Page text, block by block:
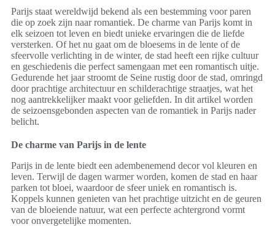
Parijs staat wereldwijd bekend als een bestemming voor paren
die op zoek zijn naar romantiek. De charme van Parijs komt in
elk seizoen tot leven en biedt unieke ervaringen die de liefde
versterken. Of het nu gaat om de bloesems in de lente of de
sfeervolle verlichting in de winter, de stad heeft een rijke cultuur
en geschiedenis die perfect samengaan met een romantisch uitje.
Gedurende het jaar stroomt de Seine rustig door de stad, omringd
door prachtige architectuur en schilderachtige straatjes, wat het
nog aantrekkelijker maakt voor geliefden. In dit artikel worden
de seizoensgebonden aspecten van de romantiek in Parijs nader
belicht.
De charme van Parijs in de lente
Parijs in de lente biedt een adembenemend decor vol kleuren en
leven. Terwijl de dagen warmer worden, komen de stad en haar
parken tot bloei, waardoor de sfeer uniek en romantisch is.
Koppels kunnen genieten van het prachtige uitzicht en de geuren
van de bloeiende natuur, wat een perfecte achtergrond vormt
voor onvergetelijke momenten.